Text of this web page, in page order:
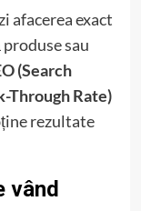
afacerea exact
sau
(Search
Through Rate)
rezultate
vând